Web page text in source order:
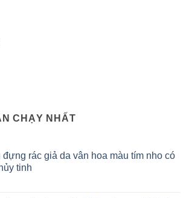
CHẠY NHẤT
đựng rác giả da vân hoa màu tím nho có
tinh